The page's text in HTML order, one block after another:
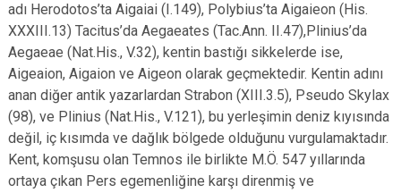
adı Herodotos’ta Aigaiai (I.149), Polybius’ta Aigaieon (His.
XXXIII.13) Tacitus’da Aegaeates (Tac.Ann. II.47),Plinius’da
Aegaeae (Nat.His., V.32), kentin bastığı sikkelerde ise,
Aigeaion, Aigaion ve Aigeon olarak geçmektedir. Kentin adını
anan diğer antik yazarlardan Strabon (XIII.3.5), Pseudo Skylax
(98), ve Plinius (Nat.His., V.121), bu yerleşimin deniz kıyısında
değil, iç kısımda ve dağlık bölgede olduğunu vurgulamaktadır.
Kent, komşusu olan Temnos ile birlikte M.Ö. 547 yıllarında
ortaya çıkan Pers egemenliğine karşı direnmiş ve